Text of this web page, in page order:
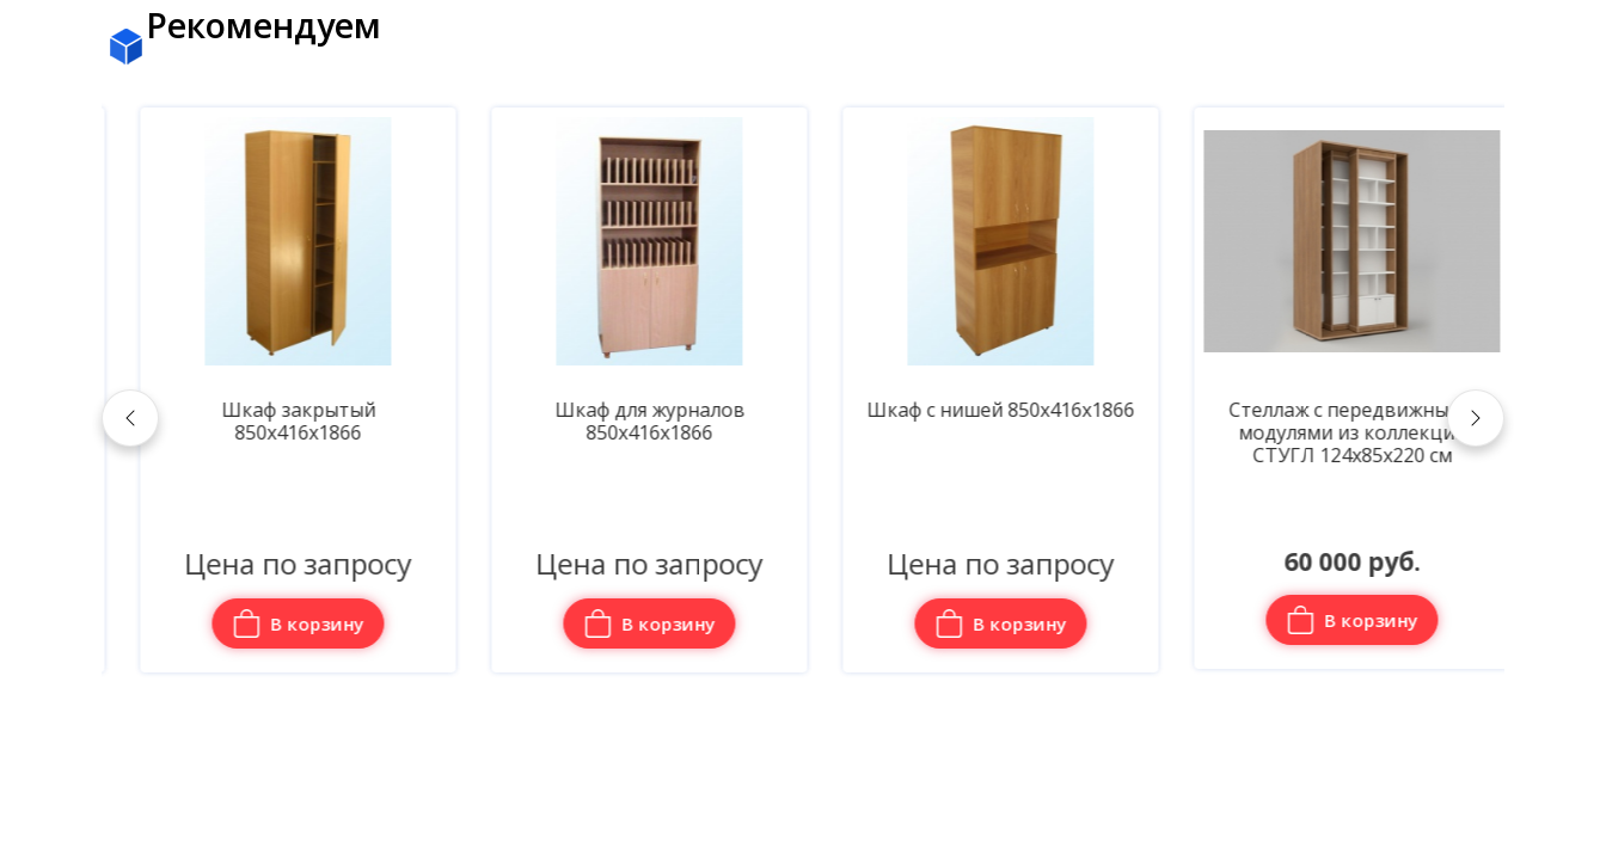
Рекомендуем
Шкаф закрытый
850х416х1866
Цена по запросу
В корзину
Шкаф для журналов
850х416х1866
Цена по запросу
В корзину
Шкаф с нишей 850х416х1866
Цена по запросу
В корзину
Стеллаж с передвижными
модулями из коллекции
СТУГЛ 124х85х220 см
60 000 руб.
В корзину